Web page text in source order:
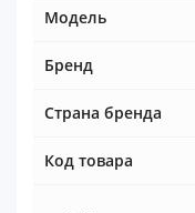
Модель
Бренд
Страна бренда
Код товара